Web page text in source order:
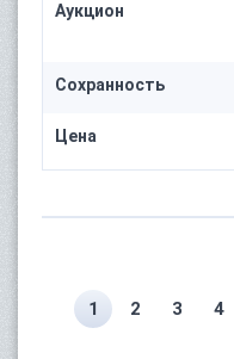
Аукцион
Сохранность
Цена
1 2 3 4